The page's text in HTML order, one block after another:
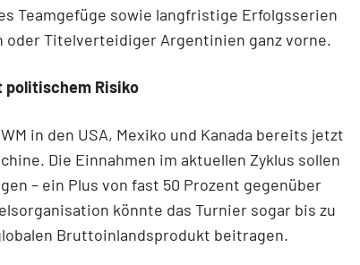
Teamgefüge sowie langfristige Erfolgsserien
oder Titelverteidiger Argentinien ganz vorne.
politischem Risiko
in den USA, Mexiko und Kanada bereits jetzt
Die Einnahmen im aktuellen Zyklus sollen
– ein Plus von fast 50 Prozent gegenüber
könnte das Turnier sogar bis zu
Bruttoinlandsprodukt beitragen.